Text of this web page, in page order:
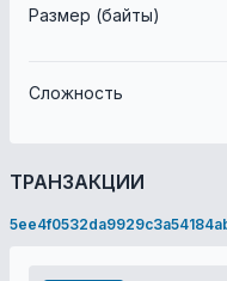
Размер (байты)
Сложность
ТРАНЗАКЦИИ